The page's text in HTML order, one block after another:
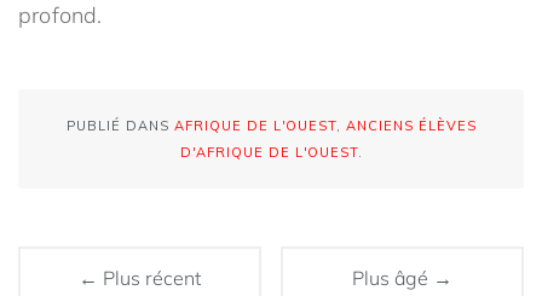
profond.
PUBLIÉ DANS AFRIQUE DE L'OUEST, ANCIENS ÉLÈVES
D'AFRIQUE DE L'OUEST.
← Plus récent
Plus âgé →